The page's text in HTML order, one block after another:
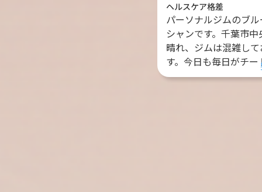
ヘルスケア格差
パーソナルジムのブ
シャンです。千葉市中
晴れ、ジムは混雑し
す。今日も毎日がチー